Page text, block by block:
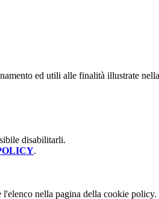
ed utili alle finalità illustrate nella
disabilitarli.
.
nella pagina della cookie policy.